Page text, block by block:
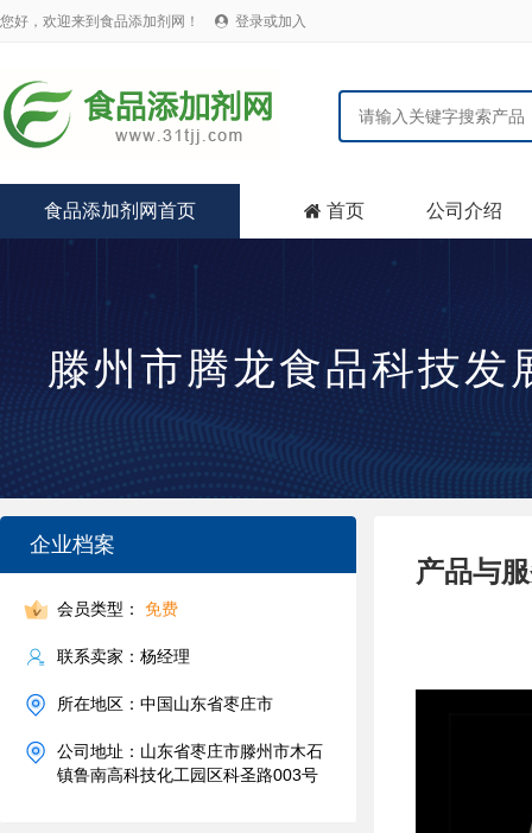
您好，欢迎来到食品添加剂网！  登录或加入
食品添加剂网首页  首页 公司介绍
滕州市腾龙食品科技发
企业档案
会员类型： 免费
联系卖家：杨经理
所在地区：中国山东省枣庄市
公司地址：山东省枣庄市滕州市木石
镇鲁南高科技化工园区科圣路003号
产品与